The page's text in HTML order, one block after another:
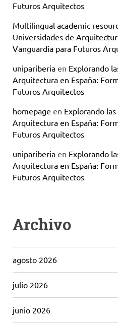
Futuros Arquitectos
Multilingual academic
Universidades de
Vanguardia para Futuros
unipariberia en Explorando
Arquitectura en España:
Futuros Arquitectos
homepage en Explorando
Arquitectura en España:
Futuros Arquitectos
unipariberia en Explorando
Arquitectura en España:
Futuros Arquitectos
Archivo
agosto 2026
julio 2026
junio 2026